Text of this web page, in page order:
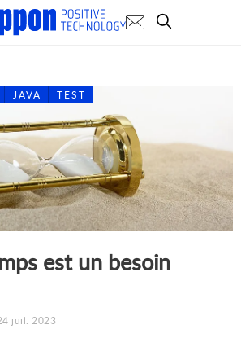
JAVA TEST
est un besoin
juil. 2023